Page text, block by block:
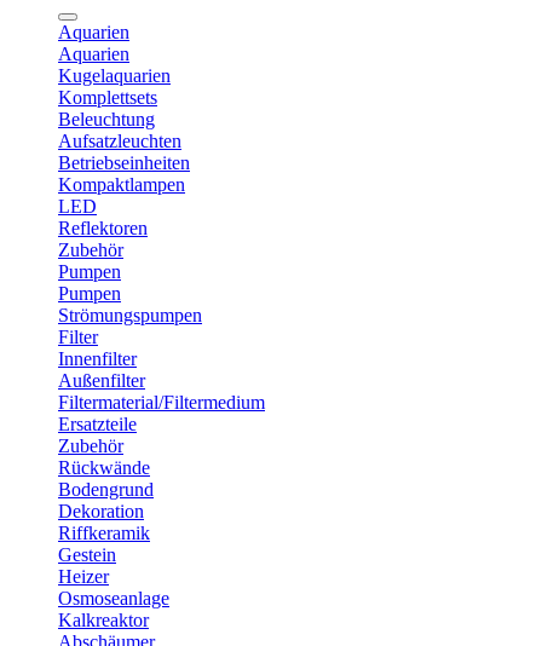
Aquarien
Aquarien
Kugelaquarien
Komplettsets
Beleuchtung
Aufsatzleuchten
Betriebseinheiten
Kompaktlampen
LED
Reflektoren
Zubehör
Pumpen
Pumpen
Strömungspumpen
Filter
Innenfilter
Außenfilter
Filtermaterial/Filtermedium
Ersatzteile
Zubehör
Rückwände
Bodengrund
Dekoration
Riffkeramik
Gestein
Heizer
Osmoseanlage
Kalkreaktor
Abschäumer